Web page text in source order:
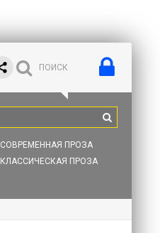
СОВРЕМЕННАЯ ПРОЗА
КЛАССИЧЕСКАЯ ПРОЗА